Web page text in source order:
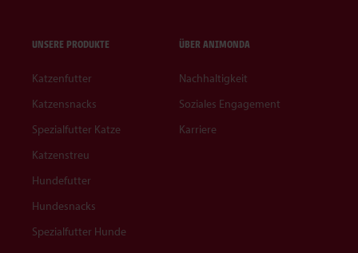
UNSERE PRODUKTE
Katzenfutter
Katzensnacks
Spezialfutter Katze
Katzenstreu
Hundefutter
Hundesnacks
Spezialfutter Hunde
ÜBER ANIMONDA
Nachhaltigkeit
Soziales Engagement
Karriere